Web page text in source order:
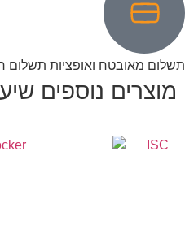
תשלום מאובטח ואופציות תשלום
מוצרים נוספים
ISC